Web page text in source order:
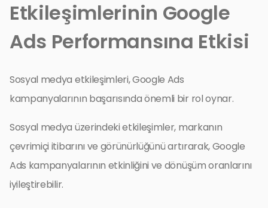
Etkileşimlerinin Google
Ads Performansına Etkisi
Sosyal medya etkileşimleri, Google Ads
kampanyalarının başarısında önemli bir rol oynar.
Sosyal medya üzerindeki etkileşimler, markanın
çevrimiçi itibarını ve görünürlüğünü artırarak, Google
Ads kampanyalarının etkinliğini ve dönüşüm oranlarını
iyileştirebilir.